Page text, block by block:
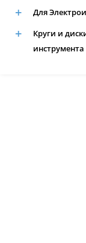
Для
Круги и
инструмента